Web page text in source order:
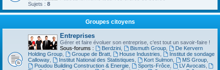
Sujets : 8
Groupes citoyens
Entreprises
Gérer et faire évoluer son entreprise, c'est tout un savoir-faire !
Sous-forums :
Berdzini, Bismuth Group,
De Kervern
Holding Group
Groupe de Bratt, House Industries
Institut de sondage
Calloway
Institut National des Statistiques Kort Sulmon, MS Group,
Poudou Building Construction & Energie, Sports-Frôce, LV Avocats